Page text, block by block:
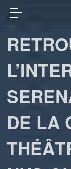
DE LA